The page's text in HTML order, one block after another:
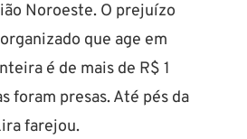
Noroeste. O prejuízo
que age em
é de mais de R$ 1
foram presas. Até pés da
farejou.